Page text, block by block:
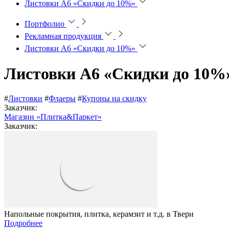
Листовки А6 «Скидки до 10%»
Портфолио
Рекламная продукция
Листовки А6 «Скидки до 10%»
Листовки А6 «Скидки до
#Листовки #Флаеры #Купоны на скидку
Заказчик:
Магазин «Плитка&Паркет»
Заказчик:
Напольные покрытия, плитка, керамзит и т.д. в Твери
Подробнее